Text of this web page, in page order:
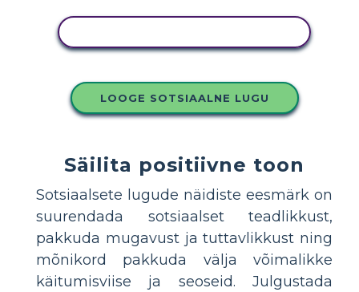
LOOGE SOTSIAALNE LUGU
Säilita positiivne toon
Sotsiaalsete lugude näidiste eesmärk on
suurendada sotsiaalset teadlikkust,
pakkuda mugavust ja tuttavlikkust ning
mõnikord pakkuda välja võimalikke
käitumisviise ja seoseid. Julgustada